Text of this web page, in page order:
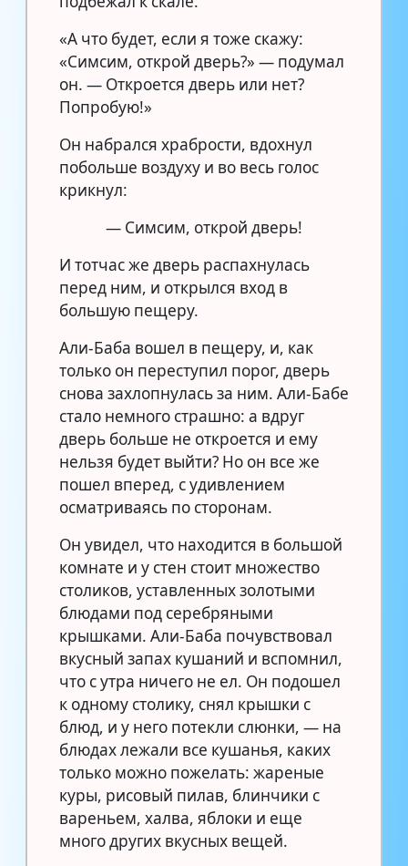
«А что будет, если я тоже скажу:
«Симсим, открой дверь?» — подумал
он. — Откроется дверь или нет?
Попробую!»
Он набрался храбрости, вдохнул
побольше воздуху и во весь голос
крикнул:
— Симсим, открой дверь!
И тотчас же дверь распахнулась
перед ним, и открылся вход в
большую пещеру.
Али-Баба вошел в пещеру, и, как
только он переступил порог, дверь
снова захлопнулась за ним. Али-Бабе
стало немного страшно: а вдруг
дверь больше не откроется и ему
нельзя будет выйти? Но он все же
пошел вперед, с удивлением
осматриваясь по сторонам.
Он увидел, что находится в большой
комнате и у стен стоит множество
столиков, уставленных золотыми
блюдами под серебряными
крышками. Али-Баба почувствовал
вкусный запах кушаний и вспомнил,
что с утра ничего не ел. Он подошел
к одному столику, снял крышки с
блюд, и у него потекли слюнки, — на
блюдах лежали все кушанья, каких
только можно пожелать: жареные
куры, рисовый пилав, блинчики с
вареньем, халва, яблоки и еще
много других вкусных вещей.